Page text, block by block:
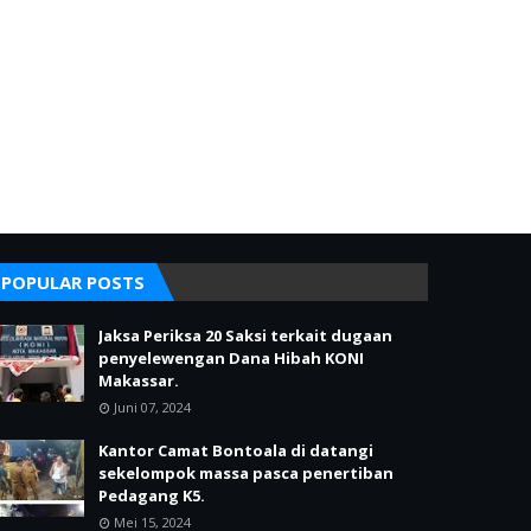
POPULAR POSTS
Jaksa Periksa 20 Saksi terkait dugaan
penyelewengan Dana Hibah KONI
Makassar.
Juni 07, 2024
Kantor Camat Bontoala di datangi
sekelompok massa pasca penertiban
Pedagang K5.
Mei 15, 2024